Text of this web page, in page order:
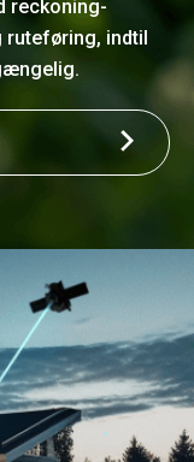
reckoning-
ruteføring, indtil